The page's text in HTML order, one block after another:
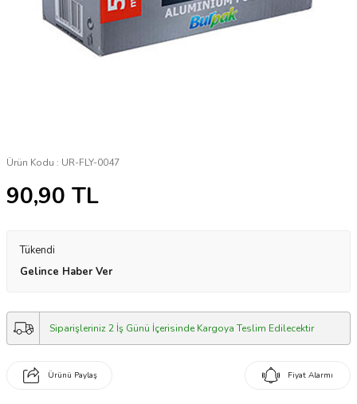
Ürün Kodu : UR-FLY-0047
90,90 TL
Tükendi
Gelince Haber Ver
Siparişleriniz 2 İş Günü İçerisinde Kargoya Teslim Edilecektir
Ürünü Paylaş Fiyat Alarmı